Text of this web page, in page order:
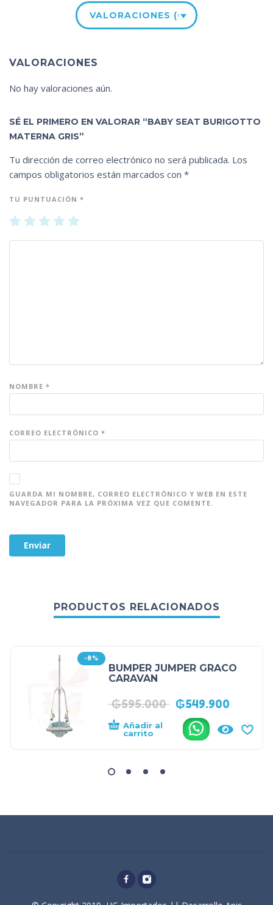
VALORACIONES (0)
VALORACIONES
No hay valoraciones aún.
SÉ EL PRIMERO EN VALORAR “BABY SEAT BURIGOTTO
MATERNA GRIS”
Tu dirección de correo electrónico no será publicada. Los
campos obligatorios están marcados con *
TU PUNTUACIÓN *
1
de
2
de
3
de
4
de de
NOMBRE *
CORREO ELECTRÓNICO *
GUARDA MI NOMBRE, CORREO ELECTRÓNICO Y WEB EN ESTE
NAVEGADOR PARA LA PRÓXIMA VEZ QUE COMENTE.
PRODUCTOS RELACIONADOS
-8%
BUMPER JUMPER GRACO
CARAVAN
₲595.000 ₲549.900
Añadir al
carrito
.